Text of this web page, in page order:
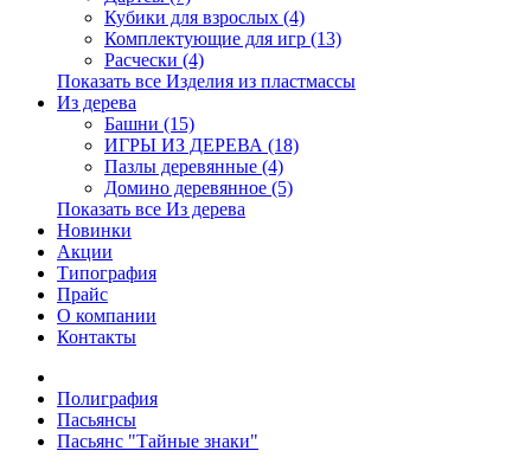
Кубики для взрослых (4)
Комплектующие для игр (13)
Расчески (4)
Показать все Изделия из пластмассы
Из дерева
Башни (15)
ИГРЫ ИЗ ДЕРЕВА (18)
Пазлы деревянные (4)
Домино деревянное (5)
Показать все Из дерева
Новинки
Акции
Типография
Прайс
О компании
Контакты
Полиграфия
Пасьянсы
Пасьянс "Тайные знаки"